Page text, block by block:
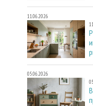
11.06.2026
05.06.2026